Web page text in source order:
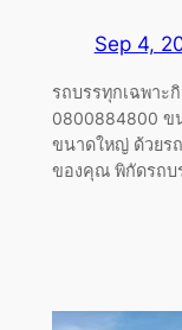
Sep 4,
รถบรรทุกเฉพาะ
0800884800 ข
ขนาดใหญ่ ด้วยร
ของคุณ พิกัดรถบ